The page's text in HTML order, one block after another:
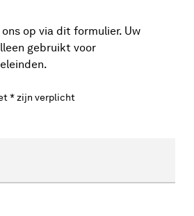
op via dit formulier. Uw
gebruikt voor
* zijn verplicht